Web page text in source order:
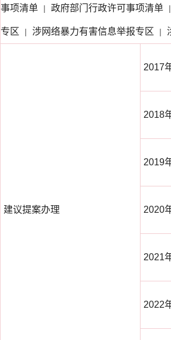
事项清单 | 政府部门行政许可事项清单 |
专区 | 涉网络暴力有害信息举报专区 |
建议提案办理
2017
2018
2019
2020
2021
2022